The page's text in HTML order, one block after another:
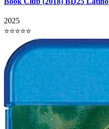
2025
⭐⭐⭐⭐⭐